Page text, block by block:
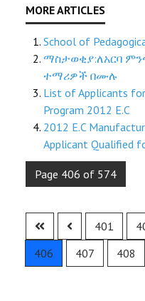
School of
ማስታወቂያ:ለአርባ
ተማሪዎች በሙሉ
List of Applicants
Program 2012 E.C
2012 E.C
Applicant Qualified
Page 406 of 574
401
406
407 408